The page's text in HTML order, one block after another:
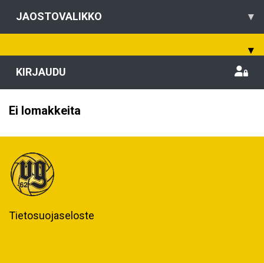
JAOSTOVALIKKO ▾
▾
KIRJAUDU
Ei lomakkeita
Tietosuojaseloste